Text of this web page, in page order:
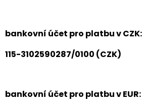
bankovní účet pro platbu v CZK:
115-3102590287/0100 (CZK)
bankovní účet pro platbu v EUR: